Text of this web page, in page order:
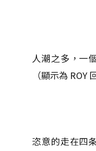
人潮之多，一
（顯示為 ROY
恣意的走在四